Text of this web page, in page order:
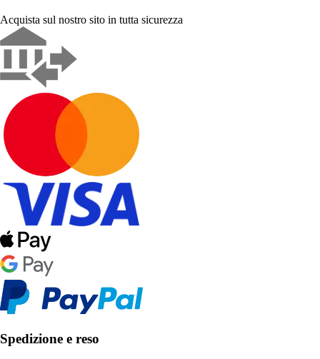
Acquista sul nostro sito in tutta sicurezza
Spedizione e reso